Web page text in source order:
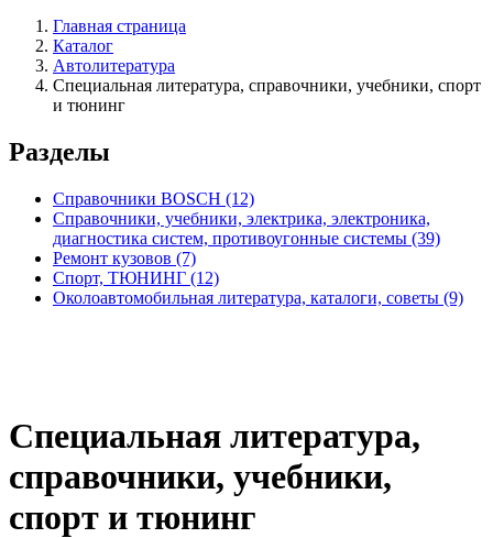
Главная страница
Каталог
Автолитература
Специальная литература, справочники, учебники, спорт
и тюнинг
Разделы
Справочники BOSCH (12)
Справочники, учебники, электрика, электроника,
диагностика систем, противоугонные системы (39)
Ремонт кузовов (7)
Спорт, ТЮНИНГ (12)
Околоавтомобильная литература, каталоги, советы (9)
Специальная литература,
справочники, учебники,
спорт и тюнинг